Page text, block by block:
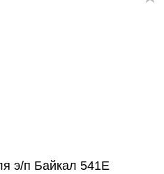
э/п Байкал 541Е